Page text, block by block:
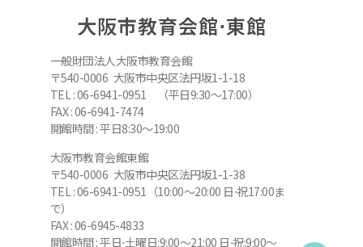
大阪市教育会館⋅東館
一般財団法人大阪市教育会館
〒540-0006 大阪市中央区法円坂1-1-18
TEL : 06-6941-0951 （平日9:30～17:00）
FAX : 06-6941-7474
開館時間 : 平日8:30～19:00
大阪市教育会館東館
〒540-0006 大阪市中央区法円坂1-1-38
TEL : 06-6941-0951（10:00～20:00 日⋅祝17:00ま
で）
FAX : 06-6945-4833
開館時間 : 平日⋅土曜日:9:00～21:00 日⋅祝:9:00～